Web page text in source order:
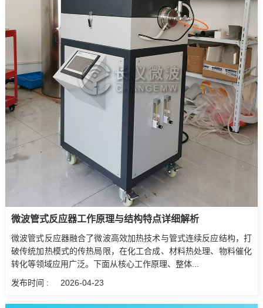
微波管式反应器工作原理与结构特点详细解析
微波管式反应器融合了微波高效加热技术与管式连续反应结构，打
破传统加热模式的传热局限，在化工合成、材料热处理、物料催化
转化等领域应用广泛。下面从核心工作原理、整体...
发布时间 :
2026-04-23